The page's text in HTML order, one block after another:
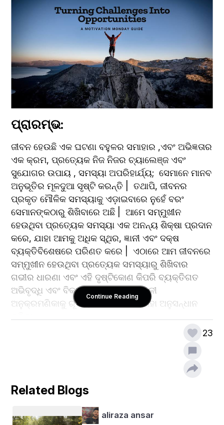
ପ୍ରାରମ୍ଭ:
ଜୀବନ ହେଉଛି ଏକ ଘଟଣା ବହୁଳର ସମାହାର ,ଏବଂ ଅଭିଜ୍ଞତାର
ଏକ କ୍ରମ, ପ୍ରତ୍ୟେକ ନିଜ ନିଜର ଚ୍ୟାଲେଞ୍ଜ ଏବଂ
ସୁଯୋଗର ଉପାୟ , ସମସ୍ୟା ଅପରିହାର୍ଯ୍ୟ;  ସେମାନେ ମାନବ
ଅନୁଭୂତିର ମୂଳଦୁଆ ସୃଷ୍ଟି କରନ୍ତି |  ତଥାପି, ଜୀବନର
ପ୍ରକୃତ ମୌଳିକ ସମସ୍ୟାକୁ ଏଡ଼ାଇବାରେ ନୁହେଁ ବରଂ
ସେମାନଙ୍କଠାରୁ ଶିଖିବାରେ ଅଛି |  ଆମେ ସମ୍ମୁଖୀନ
ହେଉଥିବା ପ୍ରତ୍ୟେକ ସମସ୍ୟା ଏକ ଅନନ୍ୟ ଶିକ୍ଷା ପ୍ରଦାନ
କରେ, ଯାହା ଆମକୁ ଅଧିକ ସ୍ଥିର, ଜ୍ଞାନୀ ଏବଂ ଦକ୍ଷ
ବ୍ୟକ୍ତିବିଶେଷରେ ପରିଣତ କରେ |  ଏଠାରେ ଆମ ଜୀବନରେ
ସମ୍ମୁଖୀନ ହେଉଥିବା ପ୍ରତ୍ୟେକ ସମସ୍ୟାରୁ ଶିଖିବାର
ଗଭୀର ଧାରଣା ଏବଂ ଏହି ଦୃଷ୍ଟିକୋଣ କିପରି ବ୍ୟକ୍ତିଗତ
ଅଭିବୃଦ୍ଧି ଏବଂ ବିକାଶ ପାଇଁ ଏକ ଶକ୍ତିଶାଳୀ
ଅନୁକ୍ରମଣିକାକୁ ରୂପାନ୍ତର କରିପାରିବ ତାହା ଅନୁସନ୍ଧାନ
ଶିକ୍ଷଣ ସୁଯୋଗ ଭାବରେ ସମସ୍ୟାଗୁଡ଼ିକୁ
ଏହାର ମୂଳତଃ  ଏକ ସମସ୍ୟା ହେଉଛି ଏକ ପରିସ୍ଥିତି କିମ୍ବା
ଅବସ୍ଥା ଯାହା ଅସୁବିଧା କିମ୍ବା ଦ୍ୱନ୍ଦ୍ୱ ଉପସ୍ଥାପନ କରେ
|  ସମସ୍ୟାଗୁଡିକ ଉପରେ ଆମର ପ୍ରାରମ୍ଭିକ ପ୍ରତିକ୍ରିୟା
Continue Reading
23
Related Blogs
aliraza ansar